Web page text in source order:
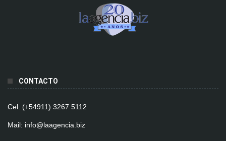
CONTACTO
Cel: (+54911) 3267 5112
Mail: info@laagencia.biz